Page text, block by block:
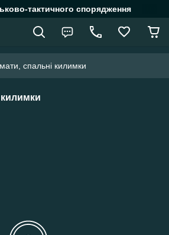
тактичного спорядження
спальні килимки